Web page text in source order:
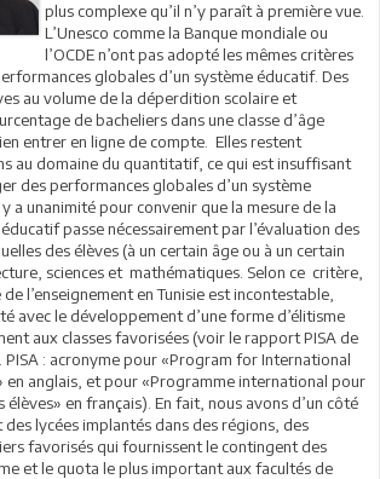
plus complexe qu’il n’y paraît à première vue.
L’Unesco comme la Banque mondiale ou
l’OCDE n’ont pas adopté les mêmes critères
globales d’un système éducatif. Des
au volume de la déperdition scolaire et
de bacheliers dans une classe d’âge
entrer en ligne de compte. Elles restent
au domaine du quantitatif, ce qui est insuffisant
des performances globales d’un système
a unanimité pour convenir que la mesure de la
passe nécessairement par l’évaluation des
des élèves (à un certain âge ou à un certain
sciences et mathématiques. Selon ce critère,
l’enseignement en Tunisie est incontestable,
avec le développement d’une forme d’élitisme
aux classes favorisées (voir le rapport PISA de
: acronyme pour «Program for International
en anglais, et pour «Programme international pour
élèves» en français). En fait, nous avons d’un côté
des lycées implantés dans des régions, des
favorisés qui fournissent le contingent des
et le quota le plus important aux facultés de